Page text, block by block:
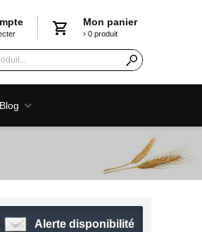
Mon panier
› 0 produit
Blog
Alerte disponibilité